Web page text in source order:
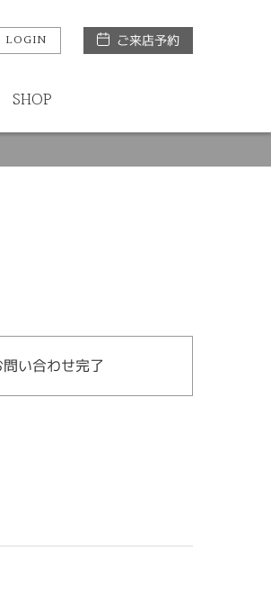
LOGIN ご来店予約
SHOP
い合わせ完了